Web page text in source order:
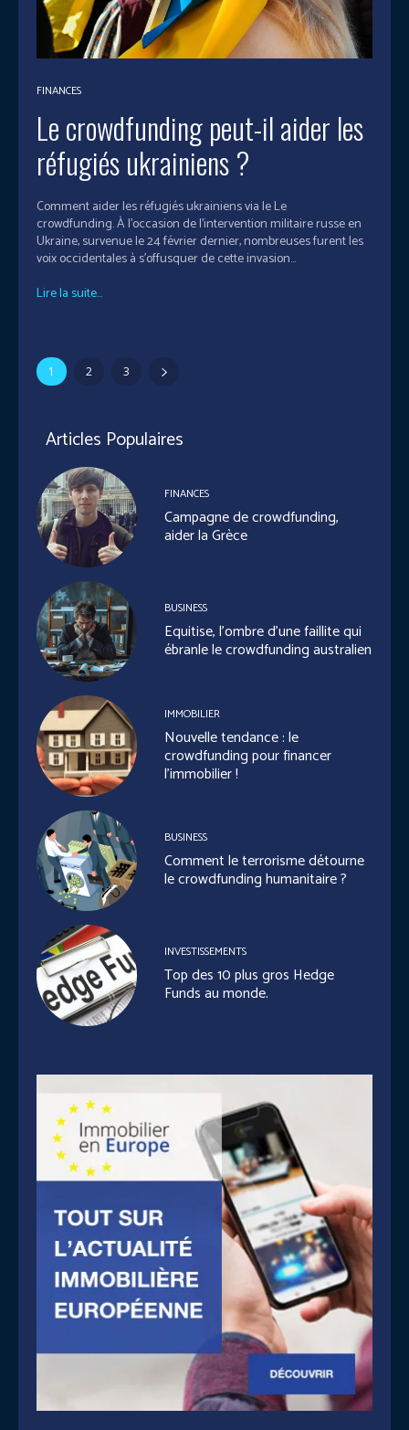
FINANCES
Le crowdfunding peut-il aider les
réfugiés ukrainiens ?
Comment aider les réfugiés ukrainiens via le Le
crowdfunding. À l’occasion de l’intervention militaire russe en
Ukraine, survenue le 24 février dernier, nombreuses furent les
voix occidentales à s’offusquer de cette invasion...
Lire la suite...
1 2 3
Articles Populaires
FINANCES
Campagne de crowdfunding,
aider la Grèce
BUSINESS
Equitise, l’ombre d’une faillite qui
ébranle le crowdfunding australien
IMMOBILIER
Nouvelle tendance : le
crowdfunding pour financer
l’immobilier !
BUSINESS
Comment le terrorisme détourne
le crowdfunding humanitaire ?
INVESTISSEMENTS
Top des 10 plus gros Hedge
Funds au monde.